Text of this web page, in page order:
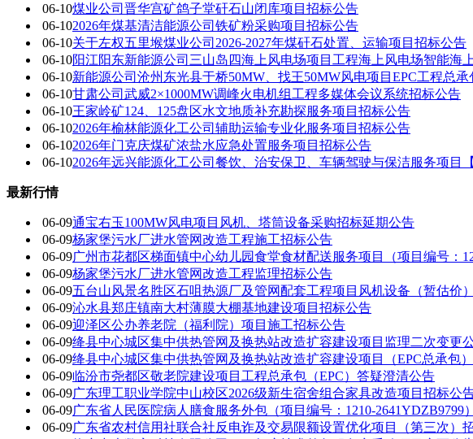
06-10煤业公司晋华宫矿鸽子堂矸石山闭库项目招标公告
06-102026年煤基清洁能源公司铁矿粉采购项目招标公告
06-10关于左权五里堠煤业公司2026-2027年煤矸石处置、运输项目招标公告
06-10阳江阳东新能源公司三山岛四海上风电场项目工程海上风电场智能海
06-10新能源公司沧州东光县于桥50MW、找王50MW风电项目EPC工程总
06-10甘肃公司武威2×1000MW调峰火电机组工程多媒体会议系统招标公告
06-10王家岭矿124、125盘区水文地质补充勘探服务项目招标公告
06-102026年榆林能源化工公司辅助运输专业化服务项目招标公告
06-102026年门克庆煤矿浓盐水应急处置服务项目招标公告
06-102026年远兴能源化工公司餐饮、治安保卫、车辆驾驶与保洁服务项目
最新行情
06-09通宝右玉100MW风电项目风机、塔筒设备采购招标延期公告
06-09杨家堡污水厂进水管网改造工程施工招标公告
06-09广州市花都区梯面镇中心幼儿园食堂食材配送服务项目（项目编号：
06-09杨家堡污水厂进水管网改造工程监理招标公告
06-09五台山风景名胜区石咀热源厂及管网配套工程项目风机设备（暂估价
06-09沁水县郑庄镇南大村薄膜大棚基地建设项目招标公告
06-09迎泽区公办养老院（福利院）项目施工招标公告
06-09绛县中心城区集中供热管网及换热站改造扩容建设项目监理二次变更
06-09绛县中心城区集中供热管网及换热站改造扩容建设项目（EPC总承包
06-09临汾市尧都区敬老院建设项目工程总承包（EPC）答疑澄清公告
06-09广东理工职业学院中山校区2026级新生宿舍组合家具改造项目招标公
06-09广东省人民医院病人膳食服务外包（项目编号：1210-2641YDZB9799
06-09广东省农村信用社联合社反电诈及交易限额设置优化项目（第三次）